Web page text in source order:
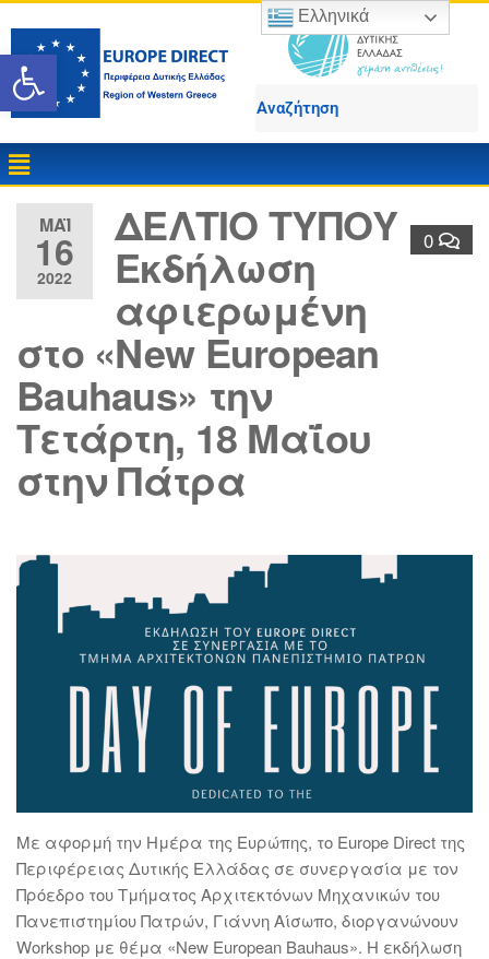
Ανοίξτε τη γραμμή
ΜΆΙ
16
2022
0
ΔΕΛΤΙΟ ΤΥΠΟΥ
Εκδήλωση
αφιερωμένη
στο «New European
Bauhaus» την
Τετάρτη, 18 Μαΐου
στην Πάτρα
Με αφορμή την Ημέρα της Ευρώπης, τo Europe Direct της
Περιφέρειας Δυτικής Ελλάδας σε συνεργασία με τον
Πρόεδρο του Τμήματος Αρχιτεκτόνων Μηχανικών του
Πανεπιστημίου Πατρών, Γιάννη Αίσωπο, διοργανώνουν
Workshop με θέμα «New European Bauhaus». Η εκδήλωση
Ελληνικά